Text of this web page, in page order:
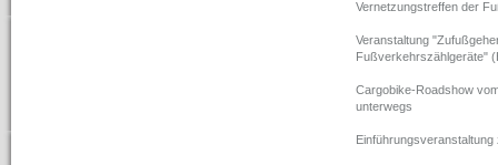
Vernetzungstreffen der
Veranstaltung
Fußverkehrszählgeräte"
Cargobike-Roadshow
unterwegs